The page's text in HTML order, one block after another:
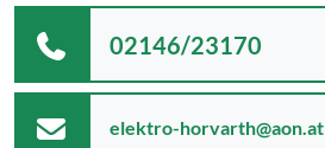
02146/23170
elektro-horvarth@aon.at